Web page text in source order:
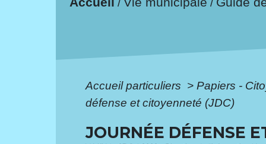
/ /
Accueil particuliers > Papiers -
défense et citoyenneté (JDC)
JOURNÉE DÉFENSE